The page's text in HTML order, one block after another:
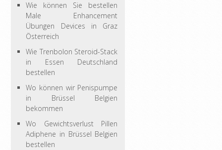
Wie können Sie bestellen
Male Enhancement
Übungen Devices in Graz
Österreich
Wie Trenbolon Steroid-Stack
in Essen Deutschland
bestellen
Wo können wir Penispumpe
in Brüssel Belgien
bekommen
Wo Gewichtsverlust Pillen
Adiphene in Brüssel Belgien
bestellen